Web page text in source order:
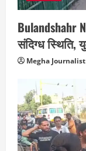
Bulandshahr
संदिग्ध स्थिति,
Megha Journalist